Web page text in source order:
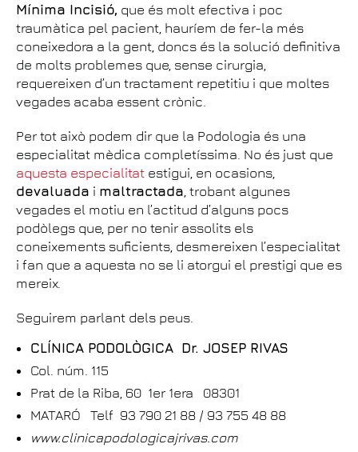
Mínima Incisió, que és molt efectiva i poc
traumàtica pel pacient, hauríem de fer-la més
coneixedora a la gent, doncs és la solució definitiva
de molts problemes que, sense cirurgia,
requereixen d’un tractament repetitiu i que moltes
vegades acaba essent crònic.
Per tot això podem dir que la Podologia és una
especialitat mèdica completíssima. No és just que
aquesta especialitat estigui, en ocasions,
devaluada i maltractada , trobant algunes
vegades el motiu en l’actitud d’alguns pocs
podòlegs que, per no tenir assolits els
coneixements suficients, desmereixen l’especialitat
i fan que a aquesta no se li atorgui el prestigi que es
mereix.
Seguirem parlant dels peus.
CLÍNICA PODOLÒGICA Dr. JOSEP RIVAS
Col. núm. 115
Prat de la Riba, 60 1er 1era 08301
MATARÓ Telf 93 790 21 88 / 93 755 48 88
www.clinicapodologicajrivas.com